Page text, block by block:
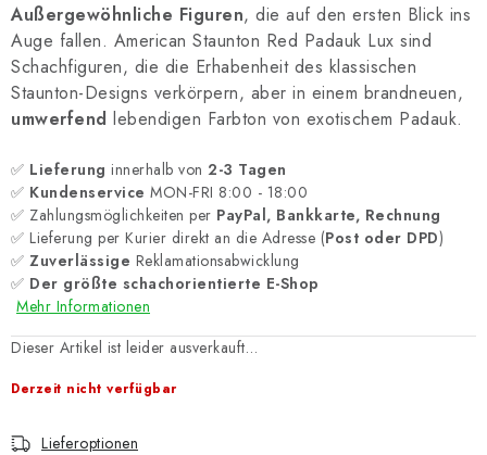
Außergewöhnliche Figuren, die auf den ersten Blick ins
Auge fallen. American Staunton Red Padauk Lux sind
Schachfiguren, die die Erhabenheit des klassischen
Staunton-Designs verkörpern, aber in einem brandneuen,
umwerfend lebendigen Farbton von exotischem Padauk.
✅ Lieferung innerhalb von 2-3 Tagen
✅ Kundenservice MON-FRI 8:00 - 18:00
✅ Zahlungsmöglichkeiten per PayPal, Bankkarte, Rechnung
✅ Lieferung per Kurier direkt an die Adresse (Post oder DPD)
✅ Zuverlässige Reklamationsabwicklung
✅ Der größte schachorientierte E-Shop
Mehr Informationen
Dieser Artikel ist leider ausverkauft…
Derzeit nicht verfügbar
Lieferoptionen